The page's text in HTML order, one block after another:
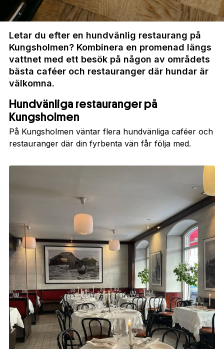
Letar du efter en hundvänlig restaurang på
Kungsholmen? Kombinera en promenad längs
vattnet med ett besök på någon av områdets
bästa caféer och restauranger där hundar är
välkomna.
Hundvänliga restauranger på
Kungsholmen
På Kungsholmen väntar flera hundvänliga caféer och
restauranger där din fyrbenta vän får följa med.